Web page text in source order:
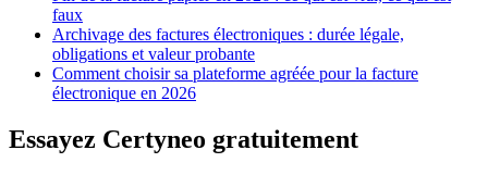
faux
Archivage des factures électroniques : durée légale,
obligations et valeur probante
Comment choisir sa plateforme agréée pour la facture
électronique en 2026
Essayez Certyneo gratuitement